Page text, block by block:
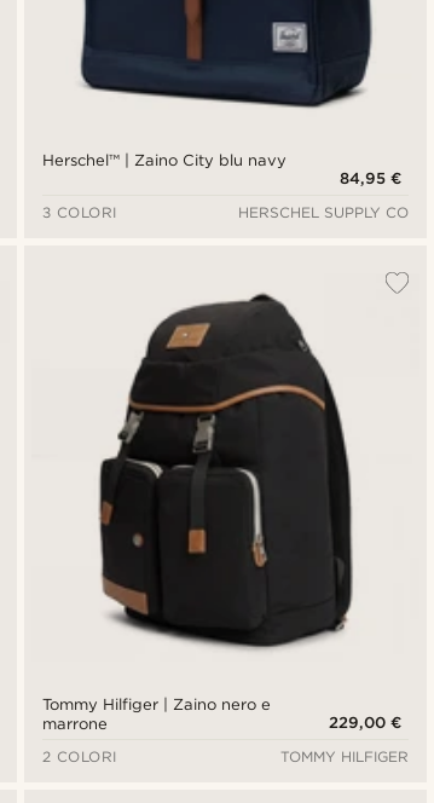
Herschel™ | Zaino City blu navy
84,95 €
3 COLORI
HERSCHEL SUPPLY CO
Tommy Hilfiger | Zaino nero e
marrone
229,00 €
2 COLORI
TOMMY HILFIGER